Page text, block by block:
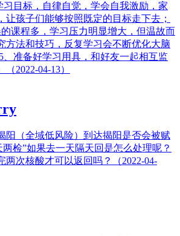
习目标，自律自觉，学会自我激励，家
让孩子们能够按照既定的目标走下去；
课程多，学习压力明显增大，但温故而
方法和技巧，反复学习会不断优化大脑
、准备好学习用具，和好友一起相互监
2022-04-13）
阳（全域低风险）到达揭阳是否会被赋
检”如果去一天隔天回是怎么处理呢？
两次核酸才可以返回吗？（2022-04-